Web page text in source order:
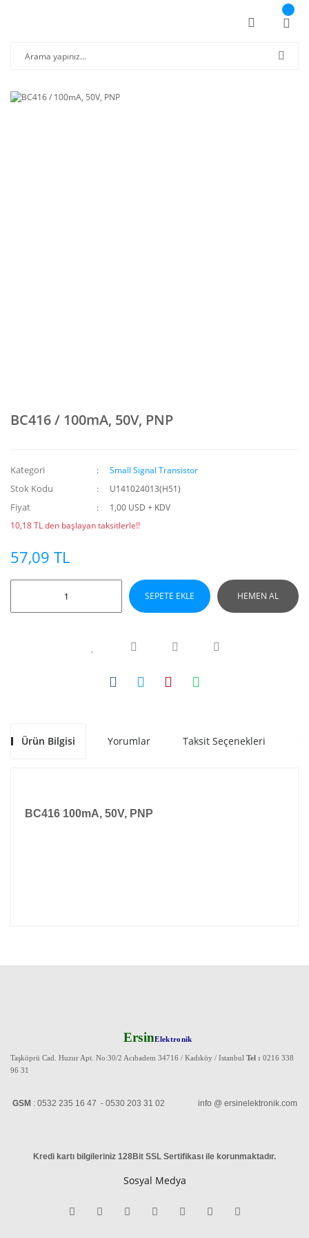
BC416 / 100mA, 50V, PNP
Kategori Small Signal Transistor
Stok Kodu U141024013(H51)
Fiyat
1,00 USD + KDV
10,18 TL den başlayan taksitlerle!!
57,09 TL
SEPETE EKLE HEMEN AL
Ürün Bilgisi Yorumlar Taksit Seçenekleri
BC416 100mA, 50V, PNP
ErsinElektronik
Taşköprü Cad. Huzur Apt. No:30/2 Acıbadem 34716 / Kadıköy / Istanbul Tel : 0216 338
96 31
GSM : 0532 235 16 47 - 0530 203 31 02 info @ ersinelektronik.com
Kredi kartı bilgileriniz 128Bit SSL Sertifikası ile korunmaktadır.
Sosyal Medya